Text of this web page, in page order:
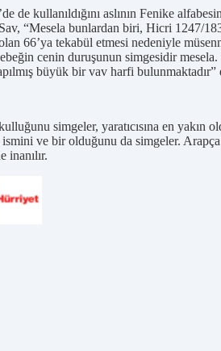
kullanıldığını aslının Fenike
“Mesela bunlardan biri, Hicri
66’ya tekabül etmesi nedeniyle
cenin duruşunun simgesidir
büyük bir vav harfi bulunmaktadır”
simgeler, yaratıcısına en
ve bir olduğunu da simgeler.
inanılır.